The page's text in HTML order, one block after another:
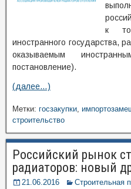
к
иностранного государства,
оказываемым
постановление).
(далее…)
Метки: госзакупки,
строительство
Российский рынок
радиаторов: новый
21.06.2016
Строительная